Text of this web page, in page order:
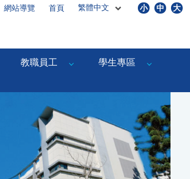
網站導覽 首頁 繁體中文 小 中 大
教職員工
學生專區